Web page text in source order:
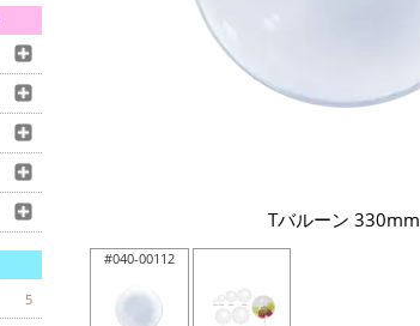
5
Tバルーン 330mm
#040-00112